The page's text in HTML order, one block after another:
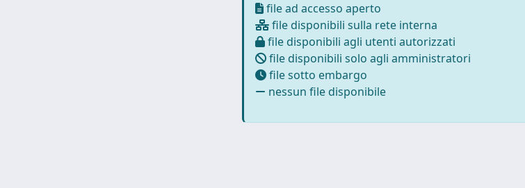
file ad accesso aperto
file disponibili sulla rete interna
file disponibili agli utenti autorizzati
file disponibili solo agli amministratori
file sotto embargo
nessun file disponibile